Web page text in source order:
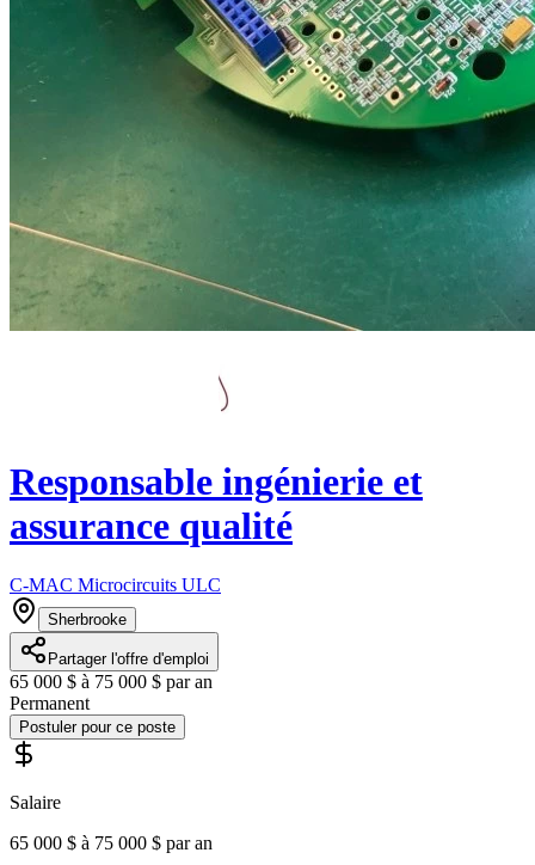
Responsable ingénierie et
assurance qualité
C-MAC Microcircuits ULC
Sherbrooke
Partager l'offre d'emploi
65 000 $ à 75 000 $ par an
Permanent
Postuler pour ce poste
Salaire
65 000 $ à 75 000 $ par an